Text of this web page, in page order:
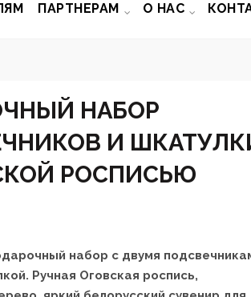
ПАРТНЕРАМ О НАС
НАБОР
И
РОСПИСЬЮ
набор с двумя
Ручная Оговская роспись,